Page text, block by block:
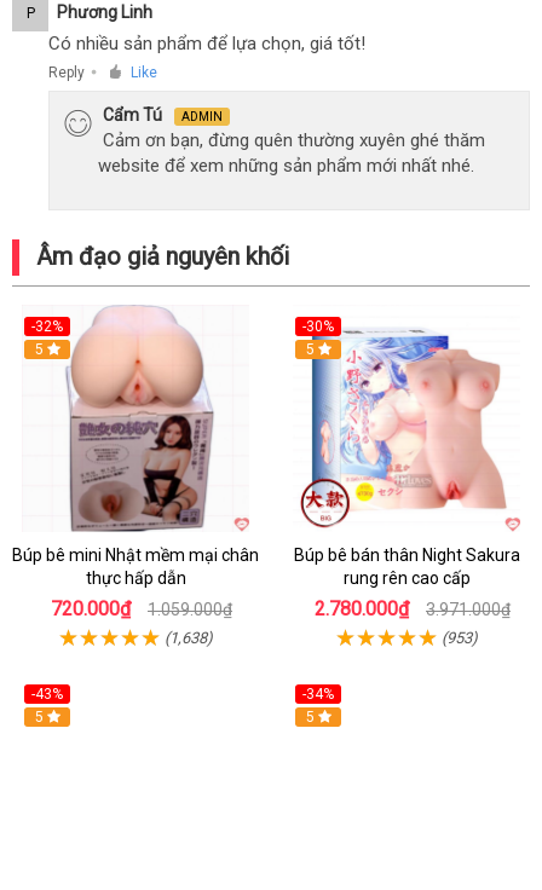
P Phương Linh
Có nhiều sản phẩm để lựa chọn, giá tốt!
Reply ● Like
Cẩm Tú ADMIN
Cảm ơn bạn, đừng quên thường xuyên ghé thăm
website để xem những sản phẩm mới nhất nhé.
Âm đạo giả nguyên khối
-32%
Hot
5
Búp bê mini Nhật mềm mại chân
thực hấp dẫn
720.000₫ 1.059.000₫
(1,638)
-30%
Hot
5
Búp bê bán thân Night Sakura
rung rên cao cấp
2.780.000₫ 3.971.000₫
(953)
-43%
5
-34%
Hot
5